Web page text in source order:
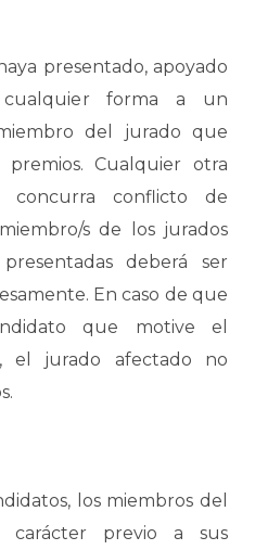
presentado, apoyado
forma a un
del jurado que
Cualquier otra
conflicto de
s de los jurados
deberá ser
En caso de que
que motive el
el jurado afectado no
los miembros del
carácter previo a sus